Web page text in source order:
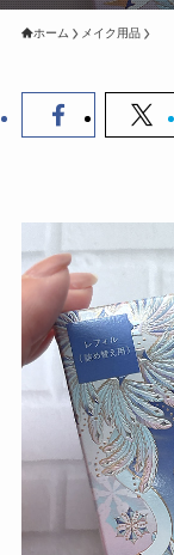
ホーム メイク用品